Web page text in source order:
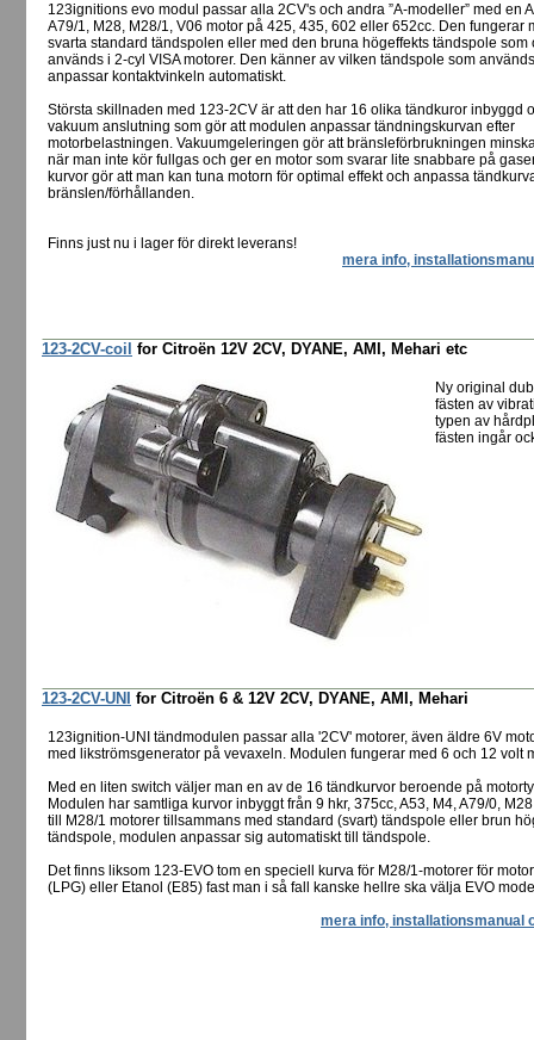
123ignitions evo modul passar alla 2CV's och andra ”A-modeller” med en
A79/1, M28, M28/1, V06 motor på 425, 435, 602 eller 652cc. Den fungerar
svarta standard tändspolen eller med den bruna högeffekts tändspole som
används i 2-cyl VISA motorer. Den känner av vilken tändspole som
anpassar kontaktvinkeln automatiskt.
Största skillnaden med 123-2CV är att den har 16 olika tändkuror inbyggd
vakuum anslutning som gör att modulen anpassar tändningskurvan efter
motorbelastningen. Vakuumgeleringen gör att bränsleförbrukningen
när man inte kör fullgas och ger en motor som svarar lite snabbare på
kurvor gör att man kan tuna motorn för optimal effekt och anpassa
bränslen/förhållanden.
Finns just nu i lager för direkt leverans!
mera info,
123-2CV-coil for Citroën 12V 2CV, DYANE, AMI, Mehari etc
Ny original
fästen av
typen av
fästen ingår
123-2CV-UNI for Citroën 6 & 12V 2CV, DYANE, AMI, Mehari
123ignition-UNI tändmodulen passar alla '2CV' motorer, även äldre 6V
med likströmsgenerator på vevaxeln. Modulen fungerar med 6 och 12 volt
Med en liten switch väljer man en av de 16 tändkurvor beroende på
Modulen har samtliga kurvor inbyggt från 9 hkr, 375cc, A53, M4, A79/0,
till M28/1 motorer tillsammans med standard (svart) tändspole eller brun
tändspole, modulen anpassar sig automatiskt till tändspole.
Det finns liksom 123-EVO tom en speciell kurva för M28/1-motorer för
(LPG) eller Etanol (E85) fast man i så fall kanske hellre ska välja EVO
mera info, installationsmanual